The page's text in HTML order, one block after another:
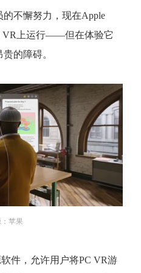
不懈努力，现在Apple
VR上运行——但在体验它
的障碍。
：苹果
件，允许用户将PC VR游